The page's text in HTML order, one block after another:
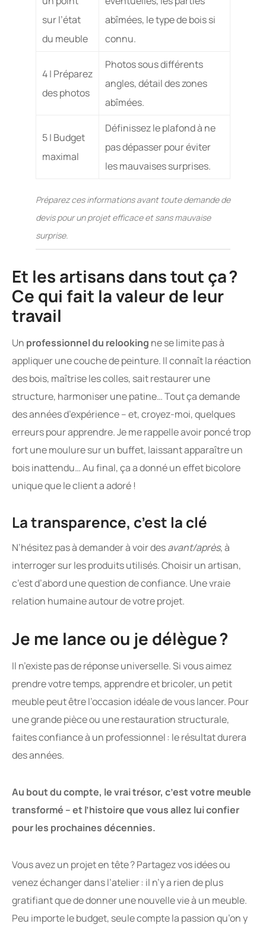
sur l’état
du meuble
abîmées, le type de bois si
connu.
4 | Préparez
des photos
Photos sous différents
angles, détail des zones
abîmées.
5 | Budget
maximal
Définissez le plafond à ne
pas dépasser pour éviter
les mauvaises surprises.
Préparez ces informations avant toute demande de
devis pour un projet efficace et sans mauvaise
surprise.
Et les artisans dans tout ça ?
Ce qui fait la valeur de leur
travail
Un professionnel du relooking ne se limite pas à
appliquer une couche de peinture. Il connaît la réaction
des bois, maîtrise les colles, sait restaurer une
structure, harmoniser une patine… Tout ça demande
des années d’expérience – et, croyez-moi, quelques
erreurs pour apprendre. Je me rappelle avoir poncé trop
fort une moulure sur un buffet, laissant apparaître un
bois inattendu… Au final, ça a donné un effet bicolore
unique que le client a adoré !
La transparence, c’est la clé
N’hésitez pas à demander à voir desavant/après, à
interroger sur les produits utilisés. Choisir un artisan,
c’est d’abord une question de confiance. Une vraie
relation humaine autour de votre projet.
Je me lance ou je délègue ?
Il n’existe pas de réponse universelle. Si vous aimez
prendre votre temps, apprendre et bricoler, un petit
meuble peut être l’occasion idéale de vous lancer. Pour
une grande pièce ou une restauration structurale,
faites confiance à un professionnel : le résultat durera
des années.
Au bout du compte, le vrai trésor, c’est votre meuble
transformé – et l’histoire que vous allez lui confier
pour les prochaines décennies.
Vous avez un projet en tête ? Partagez vos idées ou
venez échanger dans l’atelier : il n’y a rien de plus
gratifiant que de donner une nouvelle vie à un meuble.
Peu importe le budget, seule compte la passion qu’on y